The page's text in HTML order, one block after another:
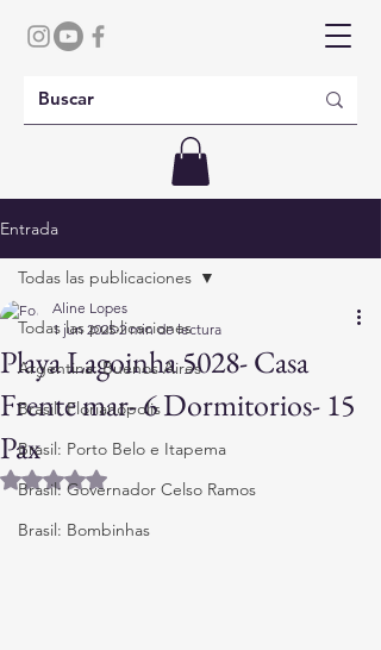
Entrada
Todas las publicaciones
Argentina: Buenos Aires
Brasil: Florianópolis
Brasil: Porto Belo e Itapema
Brasil: Governador Celso Ramos
Brasil: Bombinhas
Todas las publicaciones
Playa Lagoinha 5028- Casa
Frente mar- 6 Dormitorios- 15
Pax
Aline Lopes
1 jun 2025 2 min de lectura
Obtuvo NaN de 5 estrellas.